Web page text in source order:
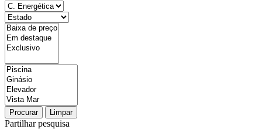
Procurar Limpar
Partilhar pesquisa